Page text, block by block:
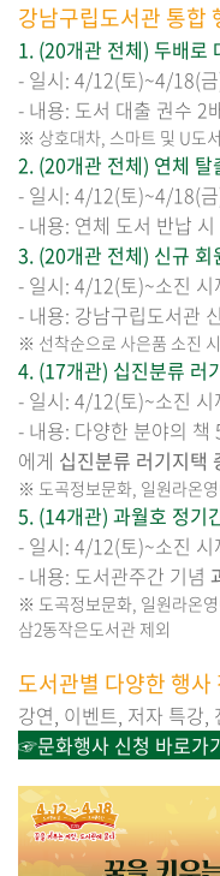
강남구립도서관 통합
1. (20개관 전체) 두배로
- 일시: 4/12(토)~4/18(
- 내용: 도서 대출 권수 2
※ 상호대차, 스마트 및 U도
2. (20개관 전체) 연체 탈
- 일시: 4/12(토)~4/18(
- 내용: 연체 도서 반납 시
3. (20개관 전체) 신규 회
- 일시: 4/12(토)~소진 시
- 내용: 강남구립도서관
※ 선착순으로 사은품 소진
4. (17개관) 십진분류 러
- 일시: 4/12(토)~소진 시
- 내용: 다양한 분야의
에게 십진분류 러기지택
※ 도곡정보문화, 일원라온
5. (14개관) 과월호 정기
- 일시: 4/12(토)~소진 시
- 내용: 도서관주간 기념
※ 도곡정보문화, 일원라온
삼2동작은도서관 제외
도서관별 다양한 행사
강연, 이벤트, 저자 특강,
☞문화행사 신청 바로가